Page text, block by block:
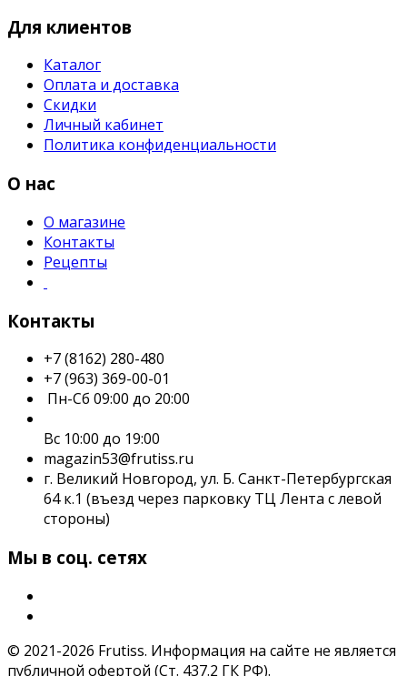
Для клиентов
Каталог
Оплата и доставка
Скидки
Личный кабинет
Политика конфиденциальности
О нас
О магазине
Контакты
Рецепты
Контакты
+7 (8162) 280-480
+7 (963) 369-00-01
Пн-Сб 09:00 до 20:00
Вс 10:00 до 19:00
magazin53@frutiss.ru
г. Великий Новгород, ул. Б. Санкт-Петербургская
64 к.1 (въезд через парковку ТЦ Лента с левой
стороны)
Мы в соц. сетях
© 2021-2026 Frutiss. Информация на сайте не является
публичной офертой (Ст. 437.2 ГК РФ).